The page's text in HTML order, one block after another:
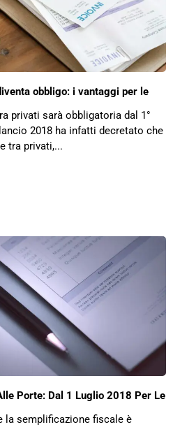
obbligo: i vantaggi per le
privati sarà obbligatoria dal 1°
2018 ha infatti decretato che
tra privati,...
Porte: Dal 1 Luglio 2018 Per Le
la semplificazione fiscale è